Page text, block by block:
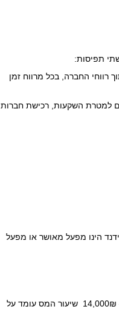
תפיסות:
רווחי החברה, בכל מרווח זמן
למטרת השקעות, רכישת חברות
הינו מפעל מאושר או מפעל
לשנת 2014, בהכנסות חודשיות מעל ל- 14,000₪ שיעור המס עומד על